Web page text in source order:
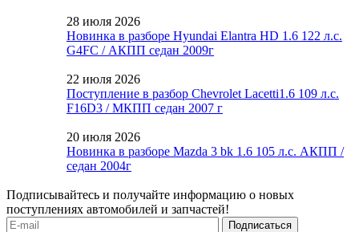
28 июля 2026
Новинка в разборе Hyundai Elantra HD 1.6 122 л.с.
G4FC / АКПП седан 2009г
22 июля 2026
Поступление в разбор Chevrolet Lacetti1.6 109 л.с.
F16D3 / МКПП седан 2007 г
20 июля 2026
Новинка в разборе Mazda 3 bk 1.6 105 л.с. АКПП /
седан 2004г
Подписывайтесь и получайте информацию о новых
поступлениях автомобилей и запчастей!